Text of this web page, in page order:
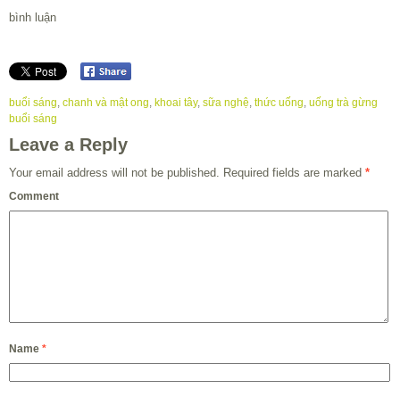
bình luận
buổi sáng chanh và mật ong khoai tây, sữa nghệ thức uống uống trà gừng
buổi sáng
Leave a Reply
Your email address will not be published. Required fields are marked *
Comment
Name *